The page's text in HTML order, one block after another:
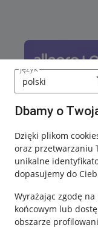
język
Dbamy o
Dzięki plikom
oraz przetwarzaniu
unikalne
dopasujemy do
Wyrażając zgodę
końcowym lub
obszarze